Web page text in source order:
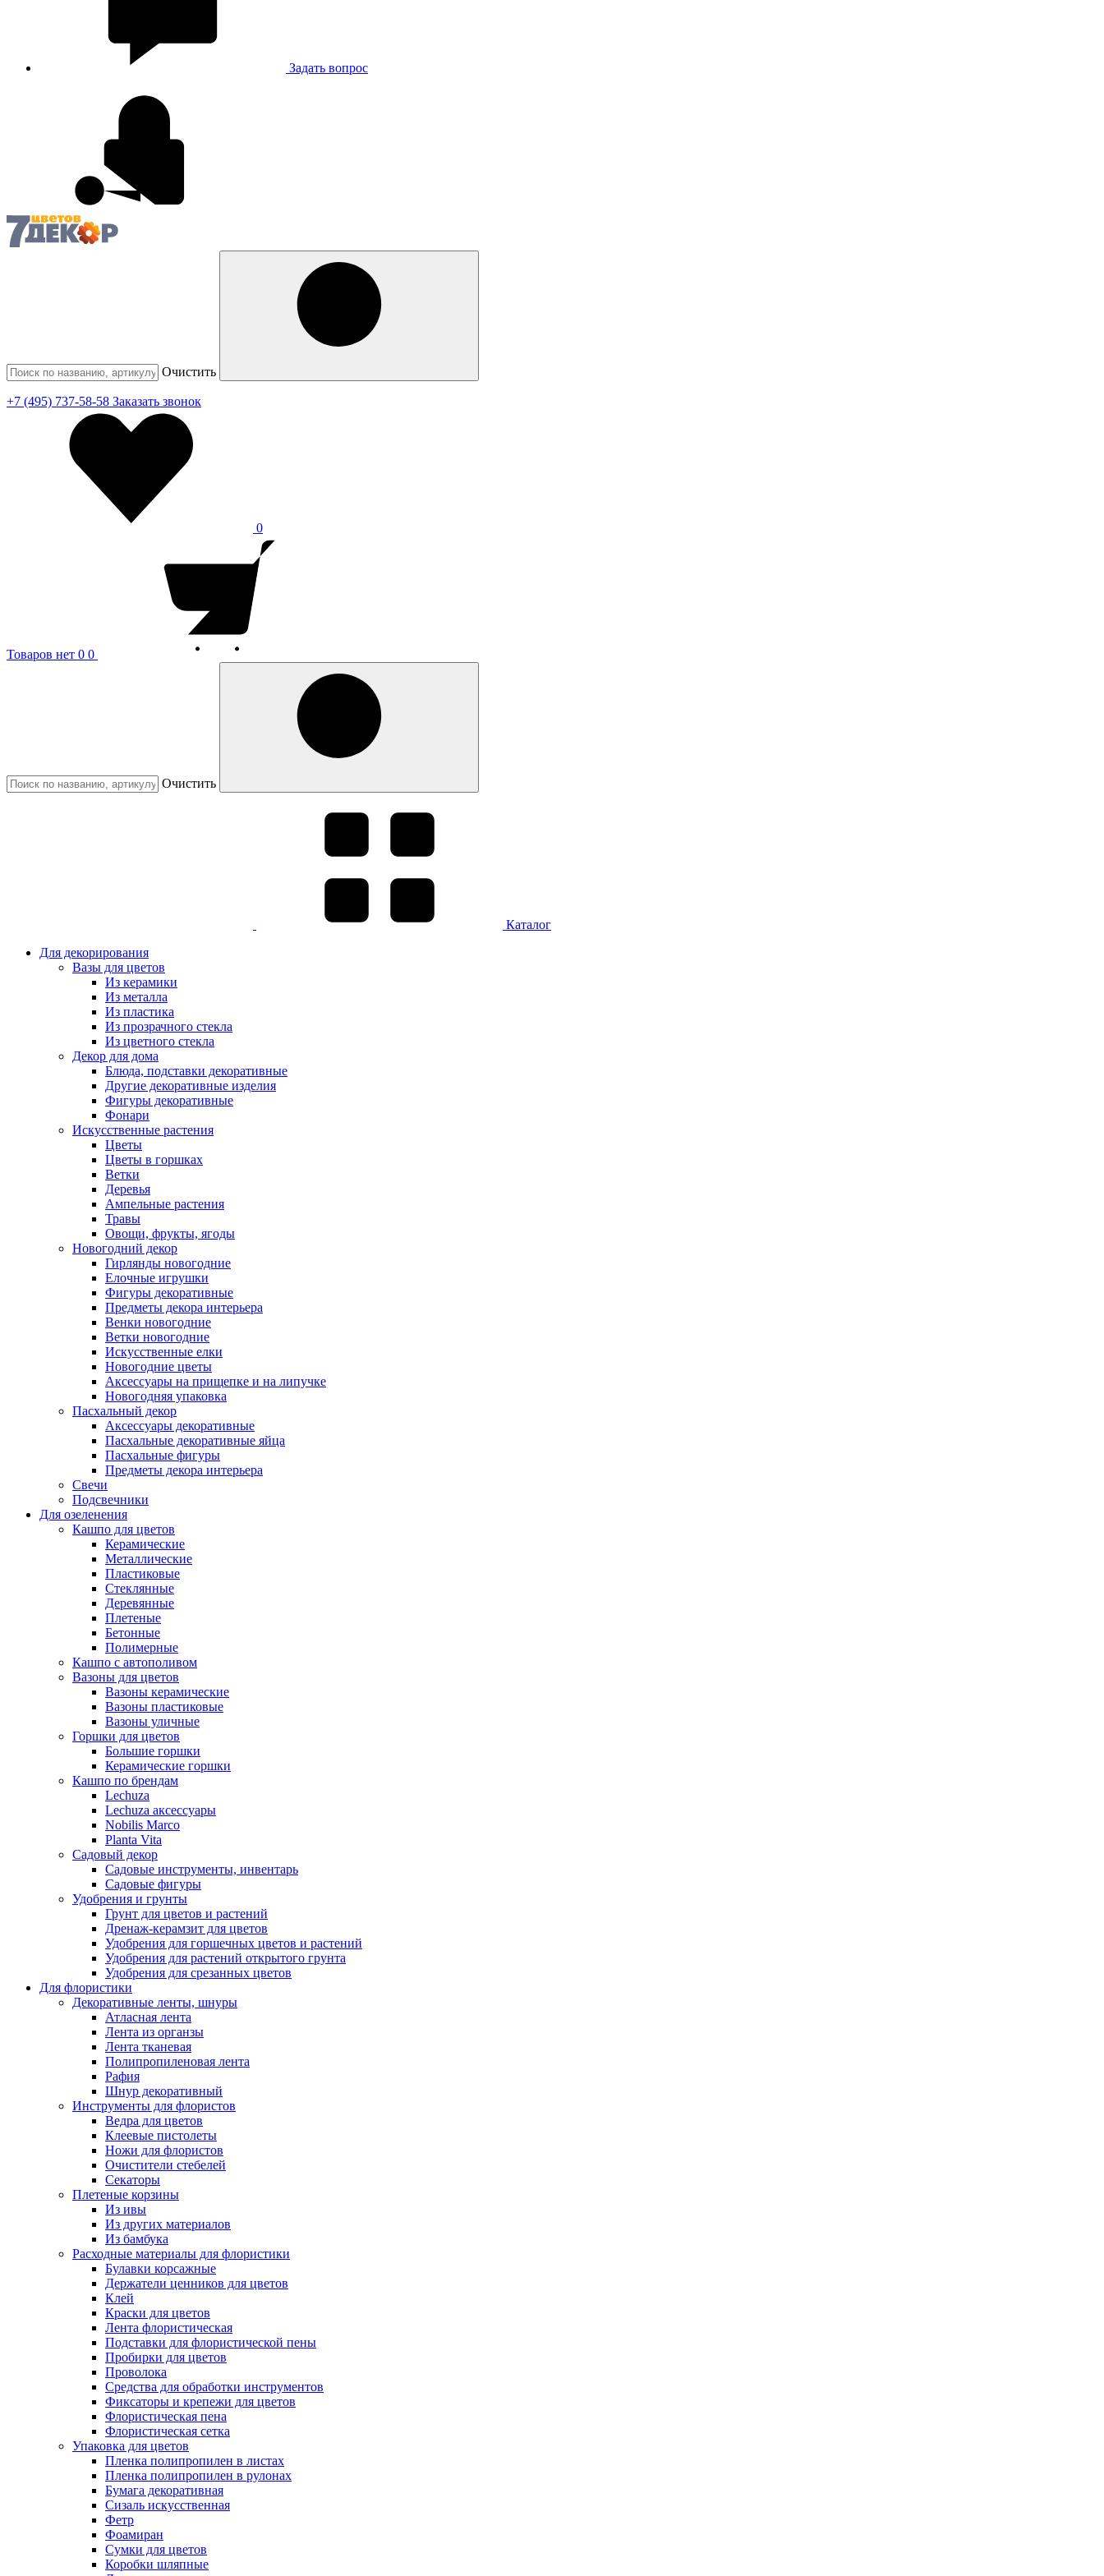
Задать вопрос
Очистить
+7 (495) 737-58-58 Заказать звонок
0
Товаров нет 0 0
Очистить
Каталог
Для декорирования
Вазы для цветов
Из керамики
Из металла
Из пластика
Из прозрачного стекла
Из цветного стекла
Декор для дома
Блюда, подставки декоративные
Другие декоративные изделия
Фигуры декоративные
Фонари
Искусственные растения
Цветы
Цветы в горшках
Ветки
Деревья
Ампельные растения
Травы
Овощи, фрукты, ягоды
Новогодний декор
Гирлянды новогодние
Елочные игрушки
Фигуры декоративные
Предметы декора интерьера
Венки новогодние
Ветки новогодние
Искусственные елки
Новогодние цветы
Аксессуары на прищепке и на липучке
Новогодняя упаковка
Пасхальный декор
Аксессуары декоративные
Пасхальные декоративные яйца
Пасхальные фигуры
Предметы декора интерьера
Свечи
Подсвечники
Для озеленения
Кашпо для цветов
Керамические
Металлические
Пластиковые
Стеклянные
Деревянные
Плетеные
Бетонные
Полимерные
Кашпо с автополивом
Вазоны для цветов
Вазоны керамические
Вазоны пластиковые
Вазоны уличные
Горшки для цветов
Большие горшки
Керамические горшки
Кашпо по брендам
Lechuza
Lechuza аксессуары
Nobilis Marco
Planta Vita
Садовый декор
Садовые инструменты, инвентарь
Садовые фигуры
Удобрения и грунты
Грунт для цветов и растений
Дренаж-керамзит для цветов
Удобрения для горшечных цветов и растений
Удобрения для растений открытого грунта
Удобрения для срезанных цветов
Для флористики
Декоративные ленты, шнуры
Атласная лента
Лента из органзы
Лента тканевая
Полипропиленовая лента
Рафия
Шнур декоративный
Инструменты для флористов
Ведра для цветов
Клеевые пистолеты
Ножи для флористов
Очистители стебелей
Секаторы
Плетеные корзины
Из ивы
Из других материалов
Из бамбука
Расходные материалы для флористики
Булавки корсажные
Держатели ценников для цветов
Клей
Краски для цветов
Лента флористическая
Подставки для флористической пены
Пробирки для цветов
Проволока
Средства для обработки инструментов
Фиксаторы и крепежи для цветов
Флористическая пена
Флористическая сетка
Упаковка для цветов
Пленка полипропилен в листах
Пленка полипропилен в рулонах
Бумага декоративная
Сизаль искусственная
Фетр
Фоамиран
Сумки для цветов
Коробки шляпные